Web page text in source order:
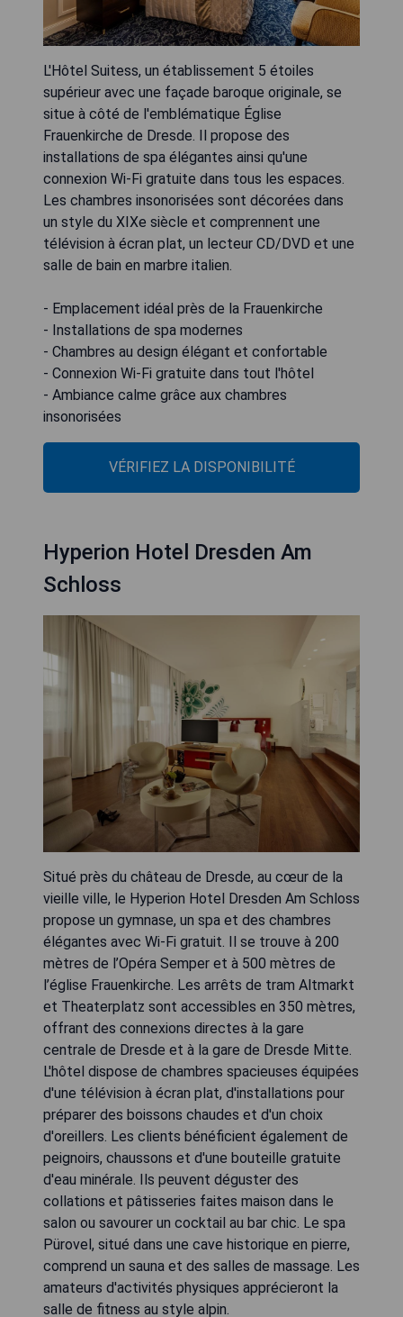
L'Hôtel Suitess, un établissement 5 étoiles
supérieur avec une façade baroque originale, se
situe à côté de l'emblématique Église
Frauenkirche de Dresde. Il propose des
installations de spa élégantes ainsi qu'une
connexion Wi-Fi gratuite dans tous les espaces.
Les chambres insonorisées sont décorées dans
un style du XIXe siècle et comprennent une
télévision à écran plat, un lecteur CD/DVD et une
salle de bain en marbre italien.
- Emplacement idéal près de la Frauenkirche
- Installations de spa modernes
- Chambres au design élégant et confortable
- Connexion Wi-Fi gratuite dans tout l'hôtel
- Ambiance calme grâce aux chambres
insonorisées
VÉRIFIEZ LA DISPONIBILITÉ
Hyperion Hotel Dresden Am
Schloss
Situé près du château de Dresde, au cœur de la
vieille ville, le Hyperion Hotel Dresden Am Schloss
propose un gymnase, un spa et des chambres
élégantes avec Wi-Fi gratuit. Il se trouve à 200
mètres de l’Opéra Semper et à 500 mètres de
l’église Frauenkirche. Les arrêts de tram Altmarkt
et Theaterplatz sont accessibles en 350 mètres,
offrant des connexions directes à la gare
centrale de Dresde et à la gare de Dresde Mitte.
L'hôtel dispose de chambres spacieuses équipées
d'une télévision à écran plat, d'installations pour
préparer des boissons chaudes et d'un choix
d'oreillers. Les clients bénéficient également de
peignoirs, chaussons et d'une bouteille gratuite
d'eau minérale. Ils peuvent déguster des
collations et pâtisseries faites maison dans le
salon ou savourer un cocktail au bar chic. Le spa
Pürovel, situé dans une cave historique en pierre,
comprend un sauna et des salles de massage. Les
amateurs d'activités physiques apprécieront la
salle de fitness au style alpin.